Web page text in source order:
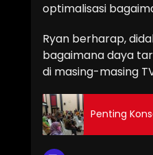
optimalisasi
Ryan berharap,
bagaimana daya
di masing-masing
Penting